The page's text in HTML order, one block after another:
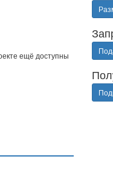
ещё доступны